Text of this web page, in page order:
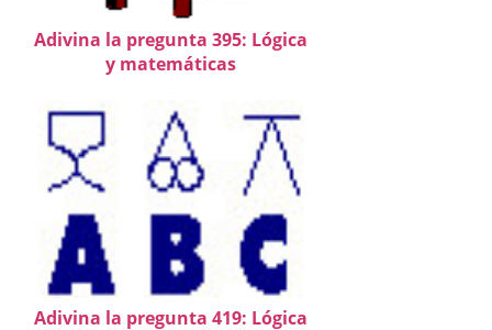
Adivina la pregunta 395: Lógica
y matemáticas
Adivina la pregunta 419: Lógica